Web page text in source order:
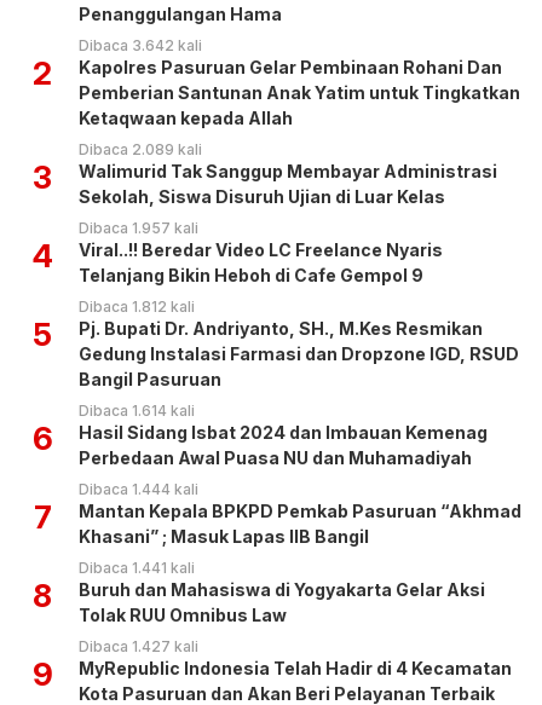
Penanggulangan Hama
Dibaca 3.642 kali
2
Kapolres Pasuruan Gelar Pembinaan Rohani Dan
Pemberian Santunan Anak Yatim untuk Tingkatkan
Ketaqwaan kepada Allah
Dibaca 2.089 kali
3
Walimurid Tak Sanggup Membayar Administrasi
Sekolah, Siswa Disuruh Ujian di Luar Kelas
Dibaca 1.957 kali
4
Viral..!! Beredar Video LC Freelance Nyaris
Telanjang Bikin Heboh di Cafe Gempol 9
Dibaca 1.812 kali
5
Pj. Bupati Dr. Andriyanto, SH., M.Kes Resmikan
Gedung Instalasi Farmasi dan Dropzone IGD, RSUD
Bangil Pasuruan
Dibaca 1.614 kali
6
Hasil Sidang Isbat 2024 dan Imbauan Kemenag
Perbedaan Awal Puasa NU dan Muhamadiyah
Dibaca 1.444 kali
7
Mantan Kepala BPKPD Pemkab Pasuruan “Akhmad
Khasani” ; Masuk Lapas IIB Bangil
Dibaca 1.441 kali
8
Buruh dan Mahasiswa di Yogyakarta Gelar Aksi
Tolak RUU Omnibus Law
Dibaca 1.427 kali
9
MyRepublic Indonesia Telah Hadir di 4 Kecamatan
Kota Pasuruan dan Akan Beri Pelayanan Terbaik